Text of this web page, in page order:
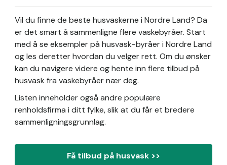
Vil du finne de beste husvaskerne i Nordre Land? Da
er det smart å sammenligne flere vaskebyråer. Start
med å se eksempler på husvask-byråer i Nordre Land
og les deretter hvordan du velger rett. Om du ønsker
kan du navigere videre og hente inn flere tilbud på
husvask fra vaskebyråer nær deg.
Listen inneholder også andre populære
renholdsfirma i ditt fylke, slik at du får et bredere
sammenligningsgrunnlag.
Få tilbud på husvask >>